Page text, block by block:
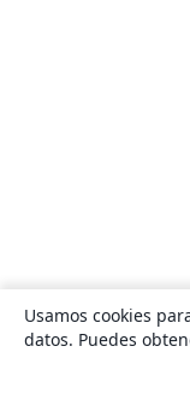
Usamos cookies
datos. Puedes